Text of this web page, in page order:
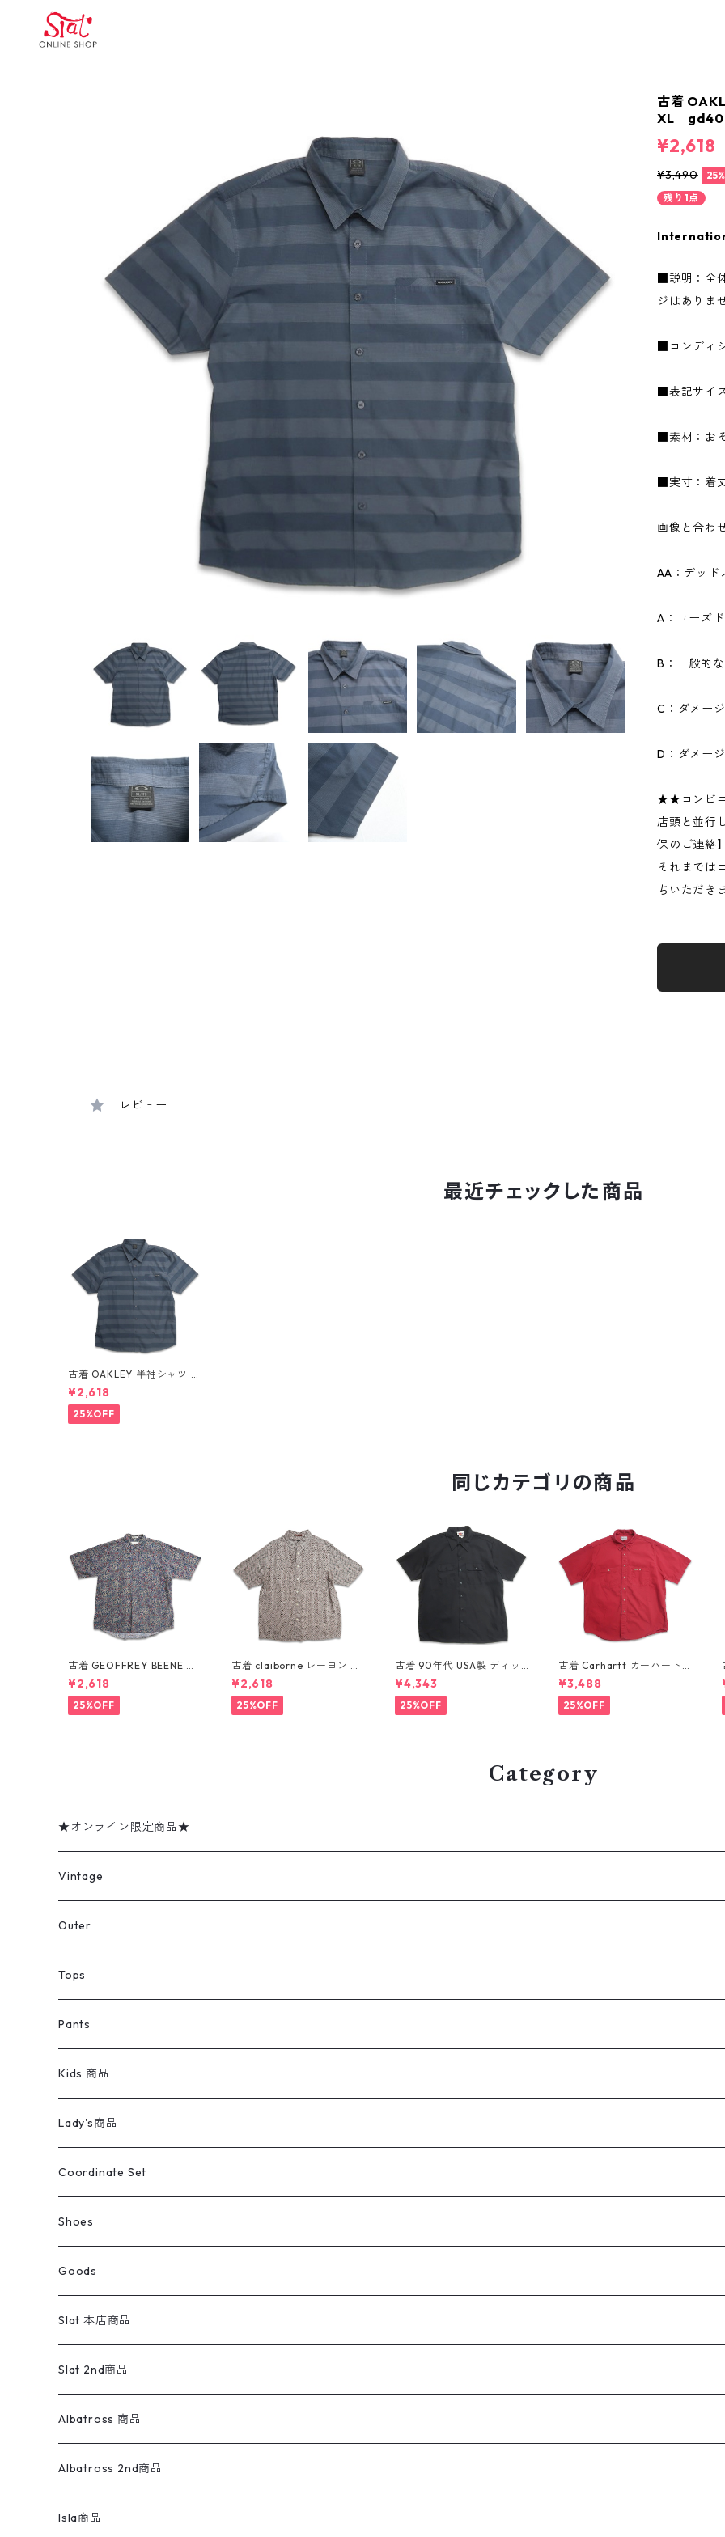
古着
XL
¥2,618
¥3,490
残り1点
■説明：全
ジはありま
■コンディ
■表記サイ
■素材：お
■実寸：着
画像と合わ
AA：デッド
A：ユーズ
B：一般的
C：ダメー
D：ダメー
★★コンビ
店頭と並行
保のご連絡
それまでは
ちいただき
レビュー
最近チェックした商品
古着 OAKLEY 半袖シャツ ボ
ーダー グレー系 表記：XL
gd409335n w60507
¥2,618
25%OFF
同じカテゴリの商品
古着 GEOFFREY BEENE 総
柄 ペイズリー柄 レーヨン 半
袖シャツ 表記：L gd4103
87n w60805
¥2,618
25%OFF
古着 claiborne レーヨン 総
柄 半袖シャツ ボックスシャ
ツ 表記：L gd410386n w
60805
¥2,618
25%OFF
古着 90年代 USA製 ディッ
キーズ Dickies ワークシャ
ツ 半袖シャツ ボックス ブラ
ック 表記：XL gd410372
n w60804
¥4,343
25%OFF
古着 Carhartt カーハート
半袖シャツ ワークシャツ ボ
タンダウンシャツ レッド 表
記：L gd410371n w6080
4
¥3,488
25%OFF
Category
★オンライン限定商品★
ミリタリーデッドストック
アウター
デニムジャケット
ミリタリージャケット
コート
ナイロンジャケット
レザー
トップス
半袖シャツ
長袖シャツ
セーター・カーディガン
パンツ
デニムパンツ
ミリタリーパンツ
スラックス
オーバーオール・つなぎ
レディース
アウター
トップス
キッズ
アウター
トップス
ライフスタイル雑貨
ラグ・ブランケット
ブランド
ラルフローレン
リーバイス
Vintage
Jacket
Tee
Sweat Shirts
REVERSE WEAVE
Pants
Shirts
Ladies
Sweater
Goods
Military
Outer
コート
デニムジャケット
ミリタリージャケット
スウィングトップ
アウトドアナイロンジャケット
スポーツナイロンジャケット
ワークジャケット
テーラードジャケット
ウールジャケット
ダウンジャケット
レザージャケット
Otherジャケット
Tops
Tシャツ
長袖シャツ
ブランドシャツ
ストライプシャツ
柄シャツ
ワークシャツ
半袖シャツ
ポロシャツ
スウェット・パーカ
プリントスウェット
ロゴスウェット
ベスト
セーター・カーディガン
アランセーター
ウールセーター
フリース
Pants
デニムパンツ
501,505
バギーズデニム
ミリタリーパンツ
チノパンツ
イージーパンツ
スラックス
ワークパンツ
コーデュロイパンツ
オーバーオール・つなぎ
ショーツ
Otherパンツ
Kids 商品
Vintage
Tops
Pants
Tops
Pants
Lady's商品
Tシャツ
ブラウス／シャツ／デザイントップス
長袖
半袖
ベスト／キャミソール
スウェット
ニット
ジャケット
スカート
パンツ(w30以下)
Coordinate Set
Shoes
22cm以下
22.5cm
23cm
23.5cm
24cm
24.5cm
Goods
バンダナ
Slat 本店商品
Outer
Tee
Shirts
S/S Shirts
Sweat Shirts
Slat 2nd商品
アウター
ハンティングジャケット
アウトドアジャケット
長袖シャツ
アウトドアシャツ
半袖シャツ
Albatross 商品
Vintage sweater
Outer
Albatross 2nd商品
70sアイテム
Isla商品